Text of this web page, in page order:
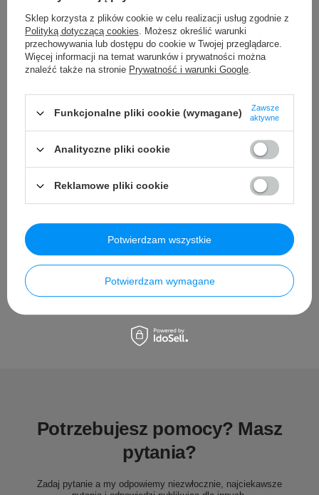
Waga Kartonu
Maksymalne Obciążenie
30 kg,
Prześwit
12.5 cm,
Wyposażenie Dodatkowe
Instrukcja + Zestaw Montażowy
wskaźnikiem naładowania baterii,
Kabel Mini Jack
Pokrowiec,
Pilot R/C,
Szczegółowe dane
Opinie
Potrzebujesz pomocy? Masz
pytania?
Zadaj pytanie a my odpowiemy niezwłocznie, najciekawsze
Sklep korzysta z plików cookie w celu realizacji usług zgodnie z
Polityką dotyczącą cookies. Możesz określić warunki
przechowywania lub dostępu do cookie w Twojej przeglądarce.
Więcej informacji na temat warunków i prywatności można
znaleźć także na stronie Prywatność i warunki Google.
Funkcjonalne pliki cookie (wymagane)
Zawsze
aktywne
Analityczne pliki cookie
Reklamowe pliki cookie
Potwierdzam wymagane
Potwierdzam wszystkie